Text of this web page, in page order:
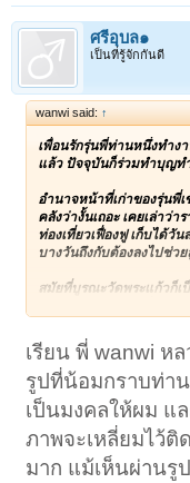
ศรีอุบล๑
เป็นที่รู้จักกันดี
wanwi said: ↑
เพื่อนรักรุ่นพี่ท่านหนึ่งทำง
แล้ว ปัจจุบันก็ร่วมทำบุญท
อำนาจหน้าที่เก่าของรุ่นพี่
คลังว่างั้นเถอะ เคยเล่าว่
ท่องเที่ยวเฟื่องฟู เก็บได้วั
บางวันถึงกับต้องลงไปช่วย
สมัยที่บูรณะวัดพระแก้วก็
ช่วยบันทึกรายการที่พบจน
ผมเคยถามตรงๆ...พระวัดพ
"โฮ้ย เยอะแยะเหลือเฟือ
แต่ผู้ใหญ่ก็สั่งตามเอากลับ
บริพาร ข้าราชการไปก็เย
บูรณะเสร็จ!!!"
เพื่อนว่าแล้ว ก็ยื่นองค์นี้ให้
เรียน พี่ wanwi ห
รูปที่น้อมกราบท่า
เป็นมงคลให้ผม แ
ภาพจะเหลี่ยมไว้ติ
มาก แม้เห็นผ่านรู